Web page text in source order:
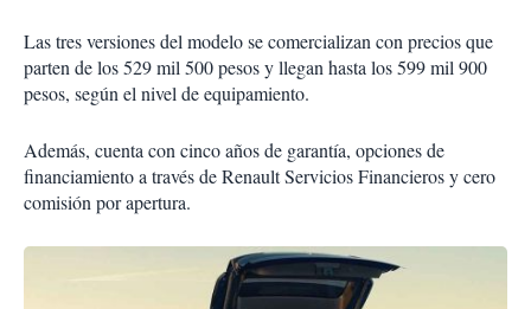
Las tres versiones del modelo se comercializan con precios que
parten de los 529 mil 500 pesos y llegan hasta los 599 mil 900
pesos, según el nivel de equipamiento.
Además, cuenta con cinco años de garantía, opciones de
financiamiento a través de Renault Servicios Financieros y cero
comisión por apertura.